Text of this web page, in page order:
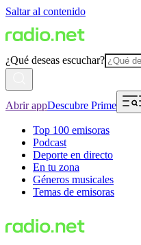
Saltar al contenido
¿Qué deseas escuchar?
Abrir appDescubre Prime
Top 100 emisoras
Podcast
Deporte en directo
En tu zona
Géneros musicales
Temas de emisoras